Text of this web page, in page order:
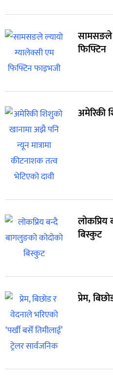
सामसङले
फिफ्टिन
अमेरिकी
बिस्कुट
प्रेम,